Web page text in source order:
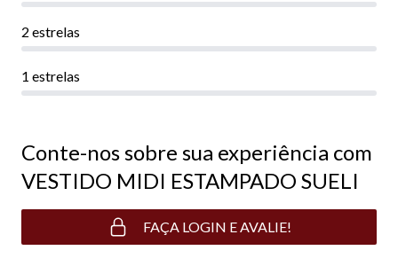
2 estrelas
1 estrelas
Conte-nos sobre sua experiência com
VESTIDO MIDI ESTAMPADO SUELI
FAÇA LOGIN E AVALIE!